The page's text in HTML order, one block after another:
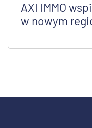
AXI IMMO
w nowym